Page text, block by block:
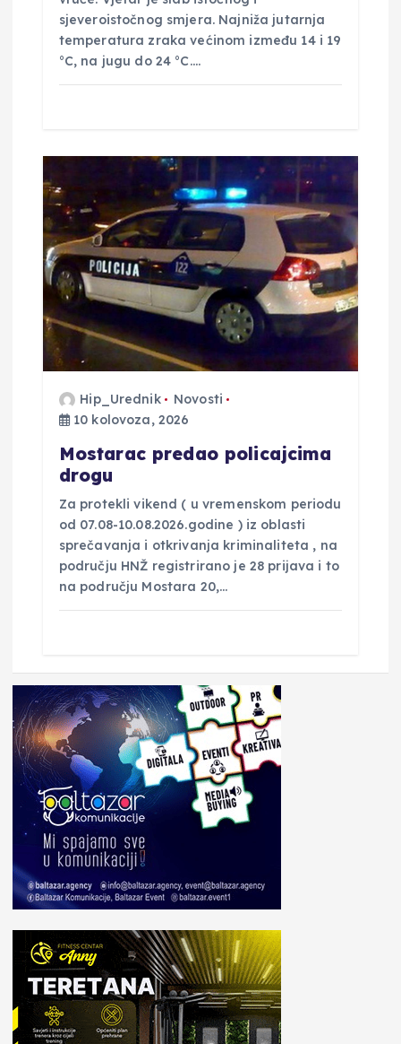
sjeveroistočnog smjera. Najniža jutarnja
temperatura zraka većinom između 14 i 19
°C, na jugu do 24 °C.…
Hip_Urednik
Novosti
10 kolovoza, 2026
Mostarac predao policajcima
drogu
Za protekli vikend ( u vremenskom periodu
od 07.08-10.08.2026.godine ) iz oblasti
sprečavanja i otkrivanja kriminaliteta , na
području HNŽ registrirano je 28 prijava i to
na području Mostara 20,…